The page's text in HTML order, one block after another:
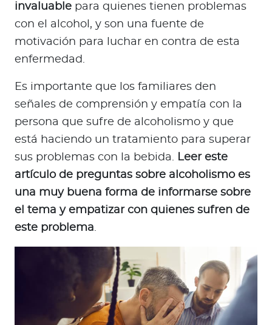
invaluable para quienes tienen problemas
con el alcohol, y son una fuente de
motivación para luchar en contra de esta
enfermedad.
Es importante que los familiares den
señales de comprensión y empatía con la
persona que sufre de alcoholismo y que
está haciendo un tratamiento para superar
sus problemas con la bebida. Leer este
artículo de preguntas sobre alcoholismo es
una muy buena forma de informarse sobre
el tema y empatizar con quienes sufren de
este problema.